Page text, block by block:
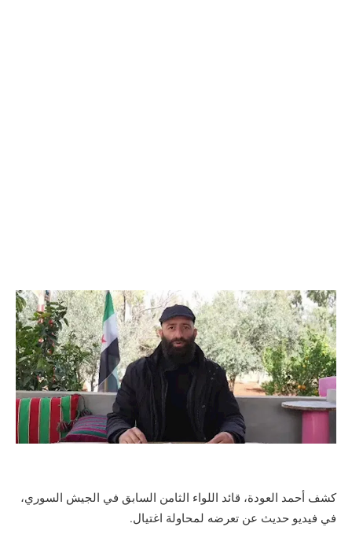
كشف أحمد العودة، قائد اللواء الثامن السابق في الجيش السوري،
في فيديو حديث عن تعرضه لمحاولة اغتيال.